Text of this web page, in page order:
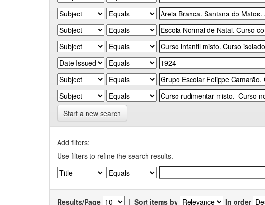
Start a new search
Add filters:
Use filters to refine the search results.
Results/Page | Sort items by In order